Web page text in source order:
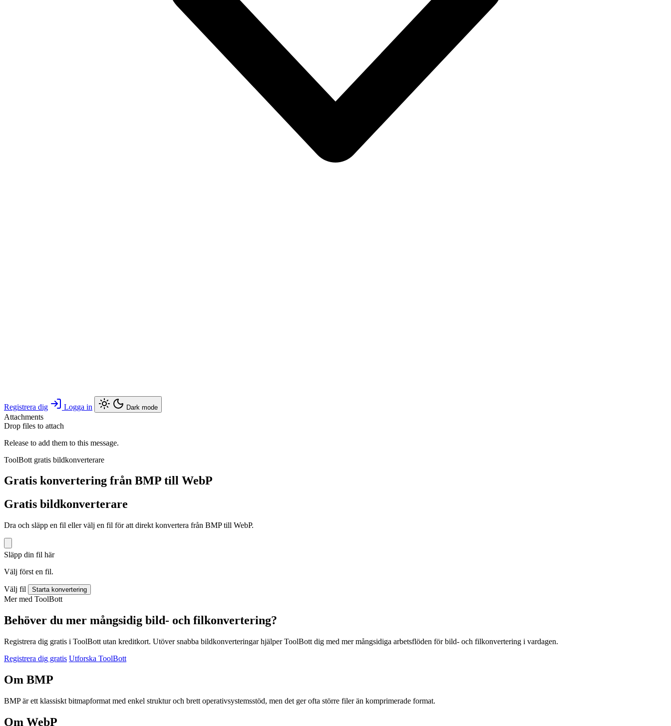
Registrera dig Logga in Dark mode
Attachments
Drop files to attach
Release to add them to this message.
ToolBott gratis bildkonverterare
Gratis konvertering från BMP till WebP
Gratis bildkonverterare
Dra och släpp en fil eller välj en fil för att direkt konvertera från BMP till WebP.
Släpp din fil här
Välj först en fil.
Välj fil Starta konvertering
Mer med ToolBott
Behöver du mer mångsidig bild- och filkonvertering?
Registrera dig gratis i ToolBott utan kreditkort. Utöver snabba bildkonverteringar hjälper ToolBott dig med mer mångsidiga arbetsflöden för bild- och filkonvertering i vardagen.
Registrera dig gratis Utforska ToolBott
Om BMP
BMP är ett klassiskt bitmapformat med enkel struktur och brett operativsystemsstöd, men det ger ofta större filer än komprimerade format.
Om WebP